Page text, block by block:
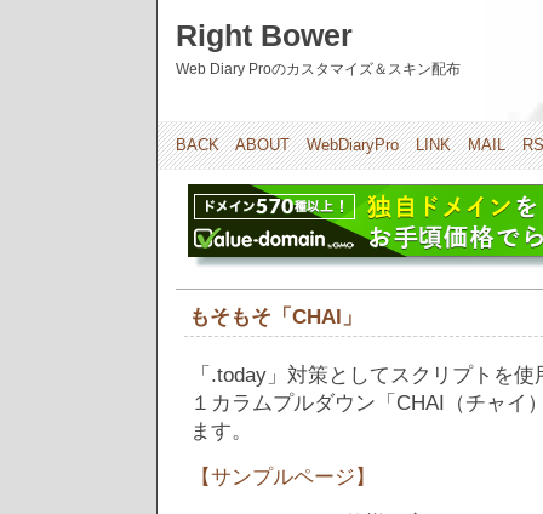
Right Bower
Web Diary Proのカスタマイズ＆スキン配布
BACK ABOUT WebDiaryPro LINK MAIL
もそもそ「CHAI」
「.today」対策としてスクリプトを使
１カラムプルダウン「CHAI（チャイ
ます。
【サンプルページ】